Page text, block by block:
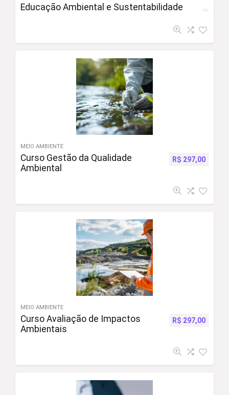
Educação Ambiental e Sustentabilidade
MEIO AMBIENTE
Curso Gestão da Qualidade
Ambiental
R$ 297,00
MEIO AMBIENTE
Curso Avaliação de Impactos
Ambientais
R$ 297,00